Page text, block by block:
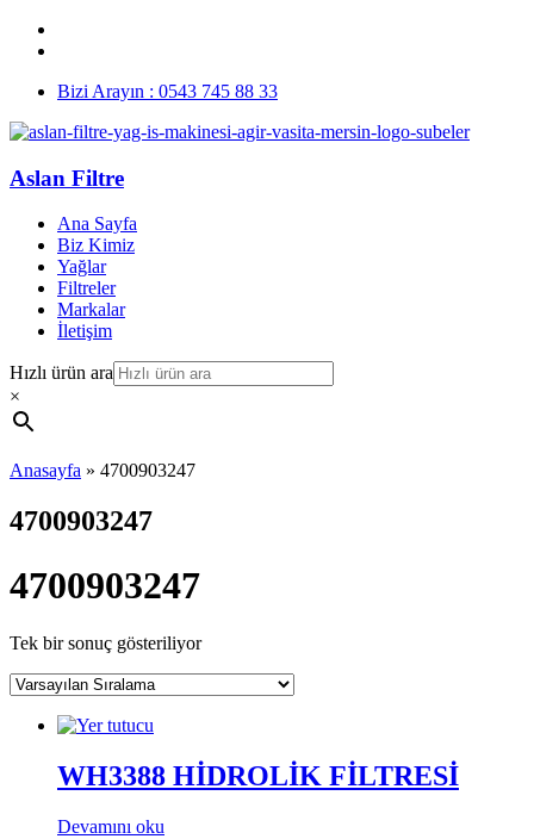
Bizi Arayın : 0543 745 88 33
Aslan Filtre
Ana Sayfa
Biz Kimiz
Yağlar
Filtreler
Markalar
İletişim
Hızlı ürün ara
×
Anasayfa » 4700903247
4700903247
4700903247
Tek bir sonuç gösteriliyor
WH3388 HİDROLİK FİLTRESİ
Devamını oku